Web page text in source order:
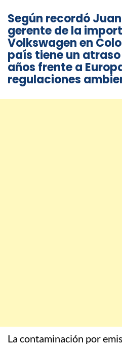
Según recordó
gerente de la
Volkswagen en
país tiene un
años frente a
regulaciones
La contaminación por